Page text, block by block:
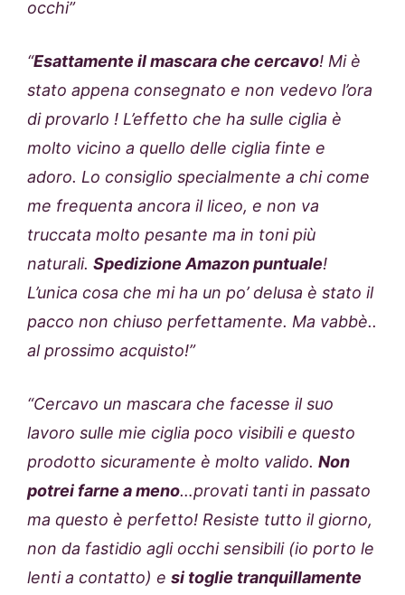
occhi”
“Esattamente il mascara che cercavo! Mi è
stato appena consegnato e non vedevo l’ora
di provarlo ! L’effetto che ha sulle ciglia è
molto vicino a quello delle ciglia finte e
adoro. Lo consiglio specialmente a chi come
me frequenta ancora il liceo, e non va
truccata molto pesante ma in toni più
naturali. Spedizione Amazon puntuale!
L’unica cosa che mi ha un po’ delusa è stato il
pacco non chiuso perfettamente. Ma vabbè..
al prossimo acquisto!”
“Cercavo un mascara che facesse il suo
lavoro sulle mie ciglia poco visibili e questo
prodotto sicuramente è molto valido. Non
potrei farne a meno…provati tanti in passato
ma questo è perfetto! Resiste tutto il giorno,
non da fastidio agli occhi sensibili (io porto le
lenti a contatto) e si toglie tranquillamente